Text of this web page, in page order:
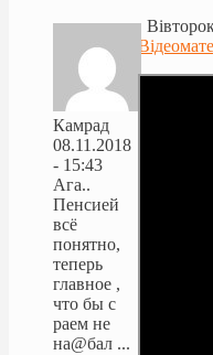
Камрад
08.11.2018
- 15:43
Ага..
Пенсией
всё
понятно,
теперь
главное ,
что бы с
раем не
на@бал ...